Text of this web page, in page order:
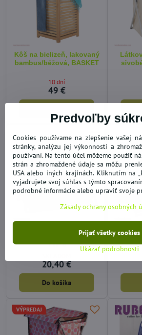
Kôš na bielizeň, lakovaný
bambus/béžová, BASKET
10 dní
49 €
sivobéžová, LAUNDRY
TYP 3
20,40 €
Do košíka
VÝPREDAJ
Predvoľby
Cookies používame na zlepšenie vašej
stránky, analýzu jej výkonnosti a
používaní. Na tento účel môžeme použiť
strán a zhromaždené údaje sa môžu
USA alebo iných krajinách. Kliknutím na
vyjadrujete svoj súhlas s týmto
podrobné informácie alebo upraviť svoje
Zásady ochrany osobných
Ukázať podrobnosti
Prijať všetky cookies